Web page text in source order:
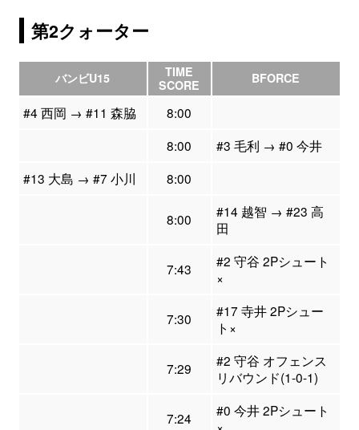
第2クォーター
バンビU15
TIME
SCORE
BFORCE
#4 西岡 → #11 森脇
8:00
8:00
#3 毛利 → #0 今井
#13 大島 → #7 小川
8:00
8:00
#14 越智 → #23 高
田
7:43
#2 守谷 2Pシュート
×
7:30
#17 寺井 2Pシュー
ト×
7:29
#2 守谷 オフェンス
リバウンド(1-0-1)
7:24
#0 今井 2Pシュート